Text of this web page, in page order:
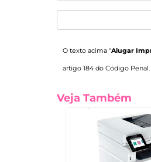
O texto acima "Alugar
artigo 184 do Código Penal.
Veja Também